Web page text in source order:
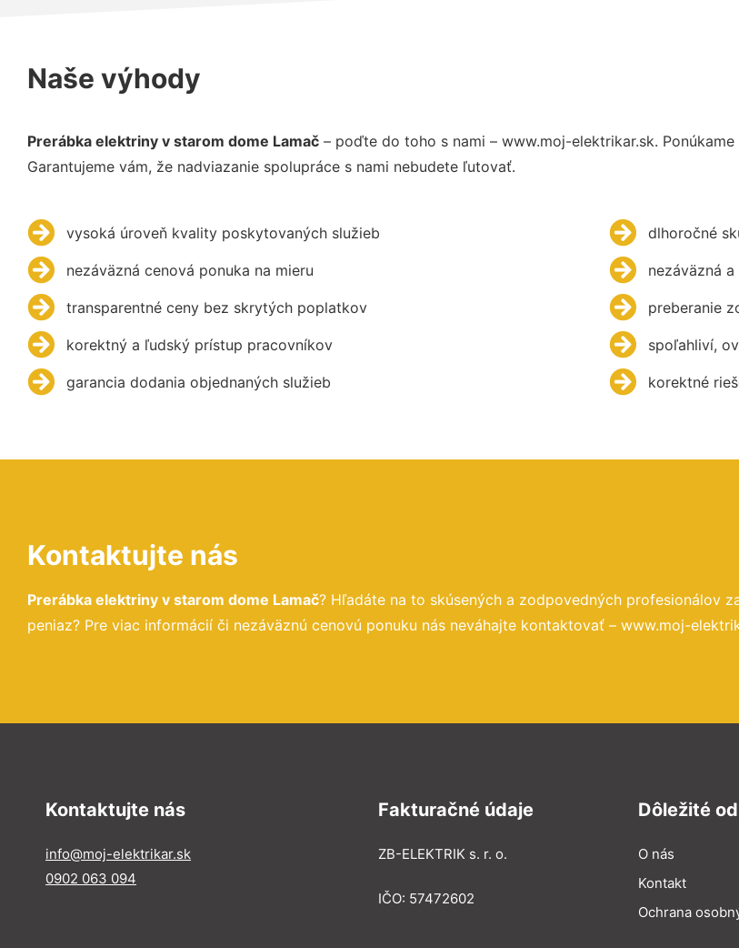
Naše výhody
Prerábka elektriny v starom dome Lamač – poďte do toho s nami – www.moj-elektrikar.sk.
Garantujeme vám, že nadviazanie spolupráce s nami nebudete ľutovať.
vysoká úroveň kvality poskytovaných služieb
nezáväzná cenová ponuka na mieru
transparentné ceny bez skrytých poplatkov
korektný a ľudský prístup pracovníkov
garancia dodania objednaných služieb
dlhoročné
nezáväzná
preberanie
spoľahliví,
korektné
Kontaktujte nás
Prerábka elektriny v starom dome Lamač? Hľadáte na to skúsených a zodpovedných profesionálov
peniaz? Pre viac informácií či nezáväznú cenovú ponuku nás neváhajte kontaktovať – www.moj-
Kontaktujte nás
info@moj-elektrikar.sk
0902 063 094
Fakturačné údaje
ZB-ELEKTRIK s. r. o.
IČO: 57472602
Dôležité
O nás
Kontakt
Ochrana